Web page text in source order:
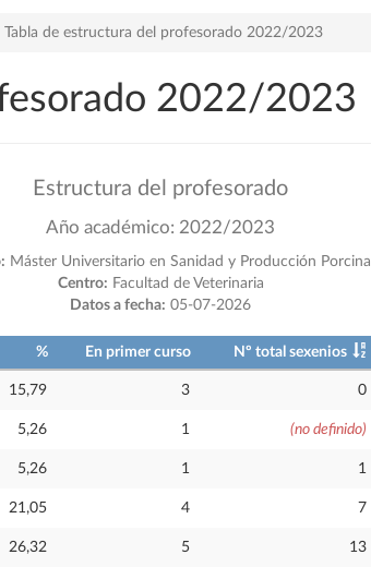
Tabla de estructura del profesorado 2022/2023
2022/2023
Estructura del profesorado
Año académico: 2022/2023
Máster Universitario en Sanidad y Producción Porcina
Centro: Facultad de Veterinaria
Datos a fecha: 05-07-2026
% En primer curso Nº total sexenios
15,79 3 0
5,26 1 (no definido)
5,26 1 1
21,05 4 7
26,32 5 13